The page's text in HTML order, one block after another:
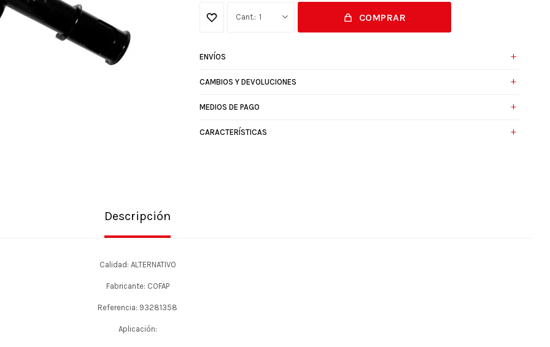
1 COMPRAR
ENVÍOS
CAMBIOS Y DEVOLUCIONES
MEDIOS DE PAGO
CARACTERÍSTICAS
Descripción
Calidad: ALTERNATIVO
Fabricante: COFAP
Referencia: 93281358
Aplicación: